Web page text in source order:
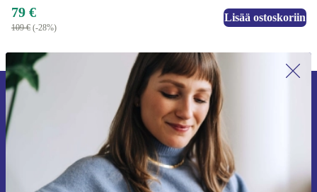
79 €
109 € (-28%)
Lisää ostoskoriin
Liity ensimmäistä kertaa uutiskirjeen
tilaajaksi ja säästä 15 €!
Älä missaa enää yhtäkään tarjousta.